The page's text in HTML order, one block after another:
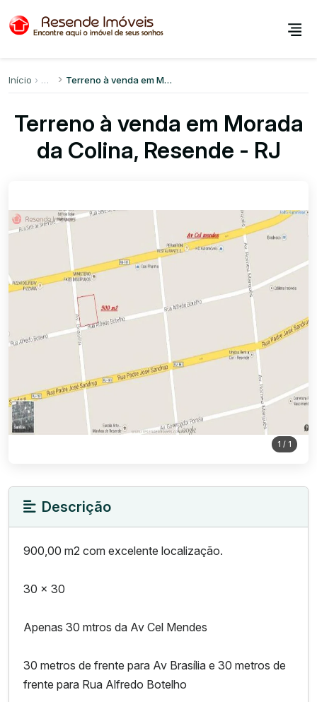
Início Terreno à venda em Morada da Colina
Terreno à venda em Morada
da Colina, Resende - RJ
1 / 1
Descrição
900,00 m2 com excelente localização.
30 x 30
Apenas 30 mtros da Av Cel Mendes
30 metros de frente para Av Brasília e 30 metros de
frente para Rua Alfredo Botelho